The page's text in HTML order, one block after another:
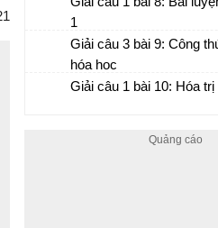
1
Giải câu 3 bài 9: Công
hóa học
Giải câu 1 bài 10: Hóa trị